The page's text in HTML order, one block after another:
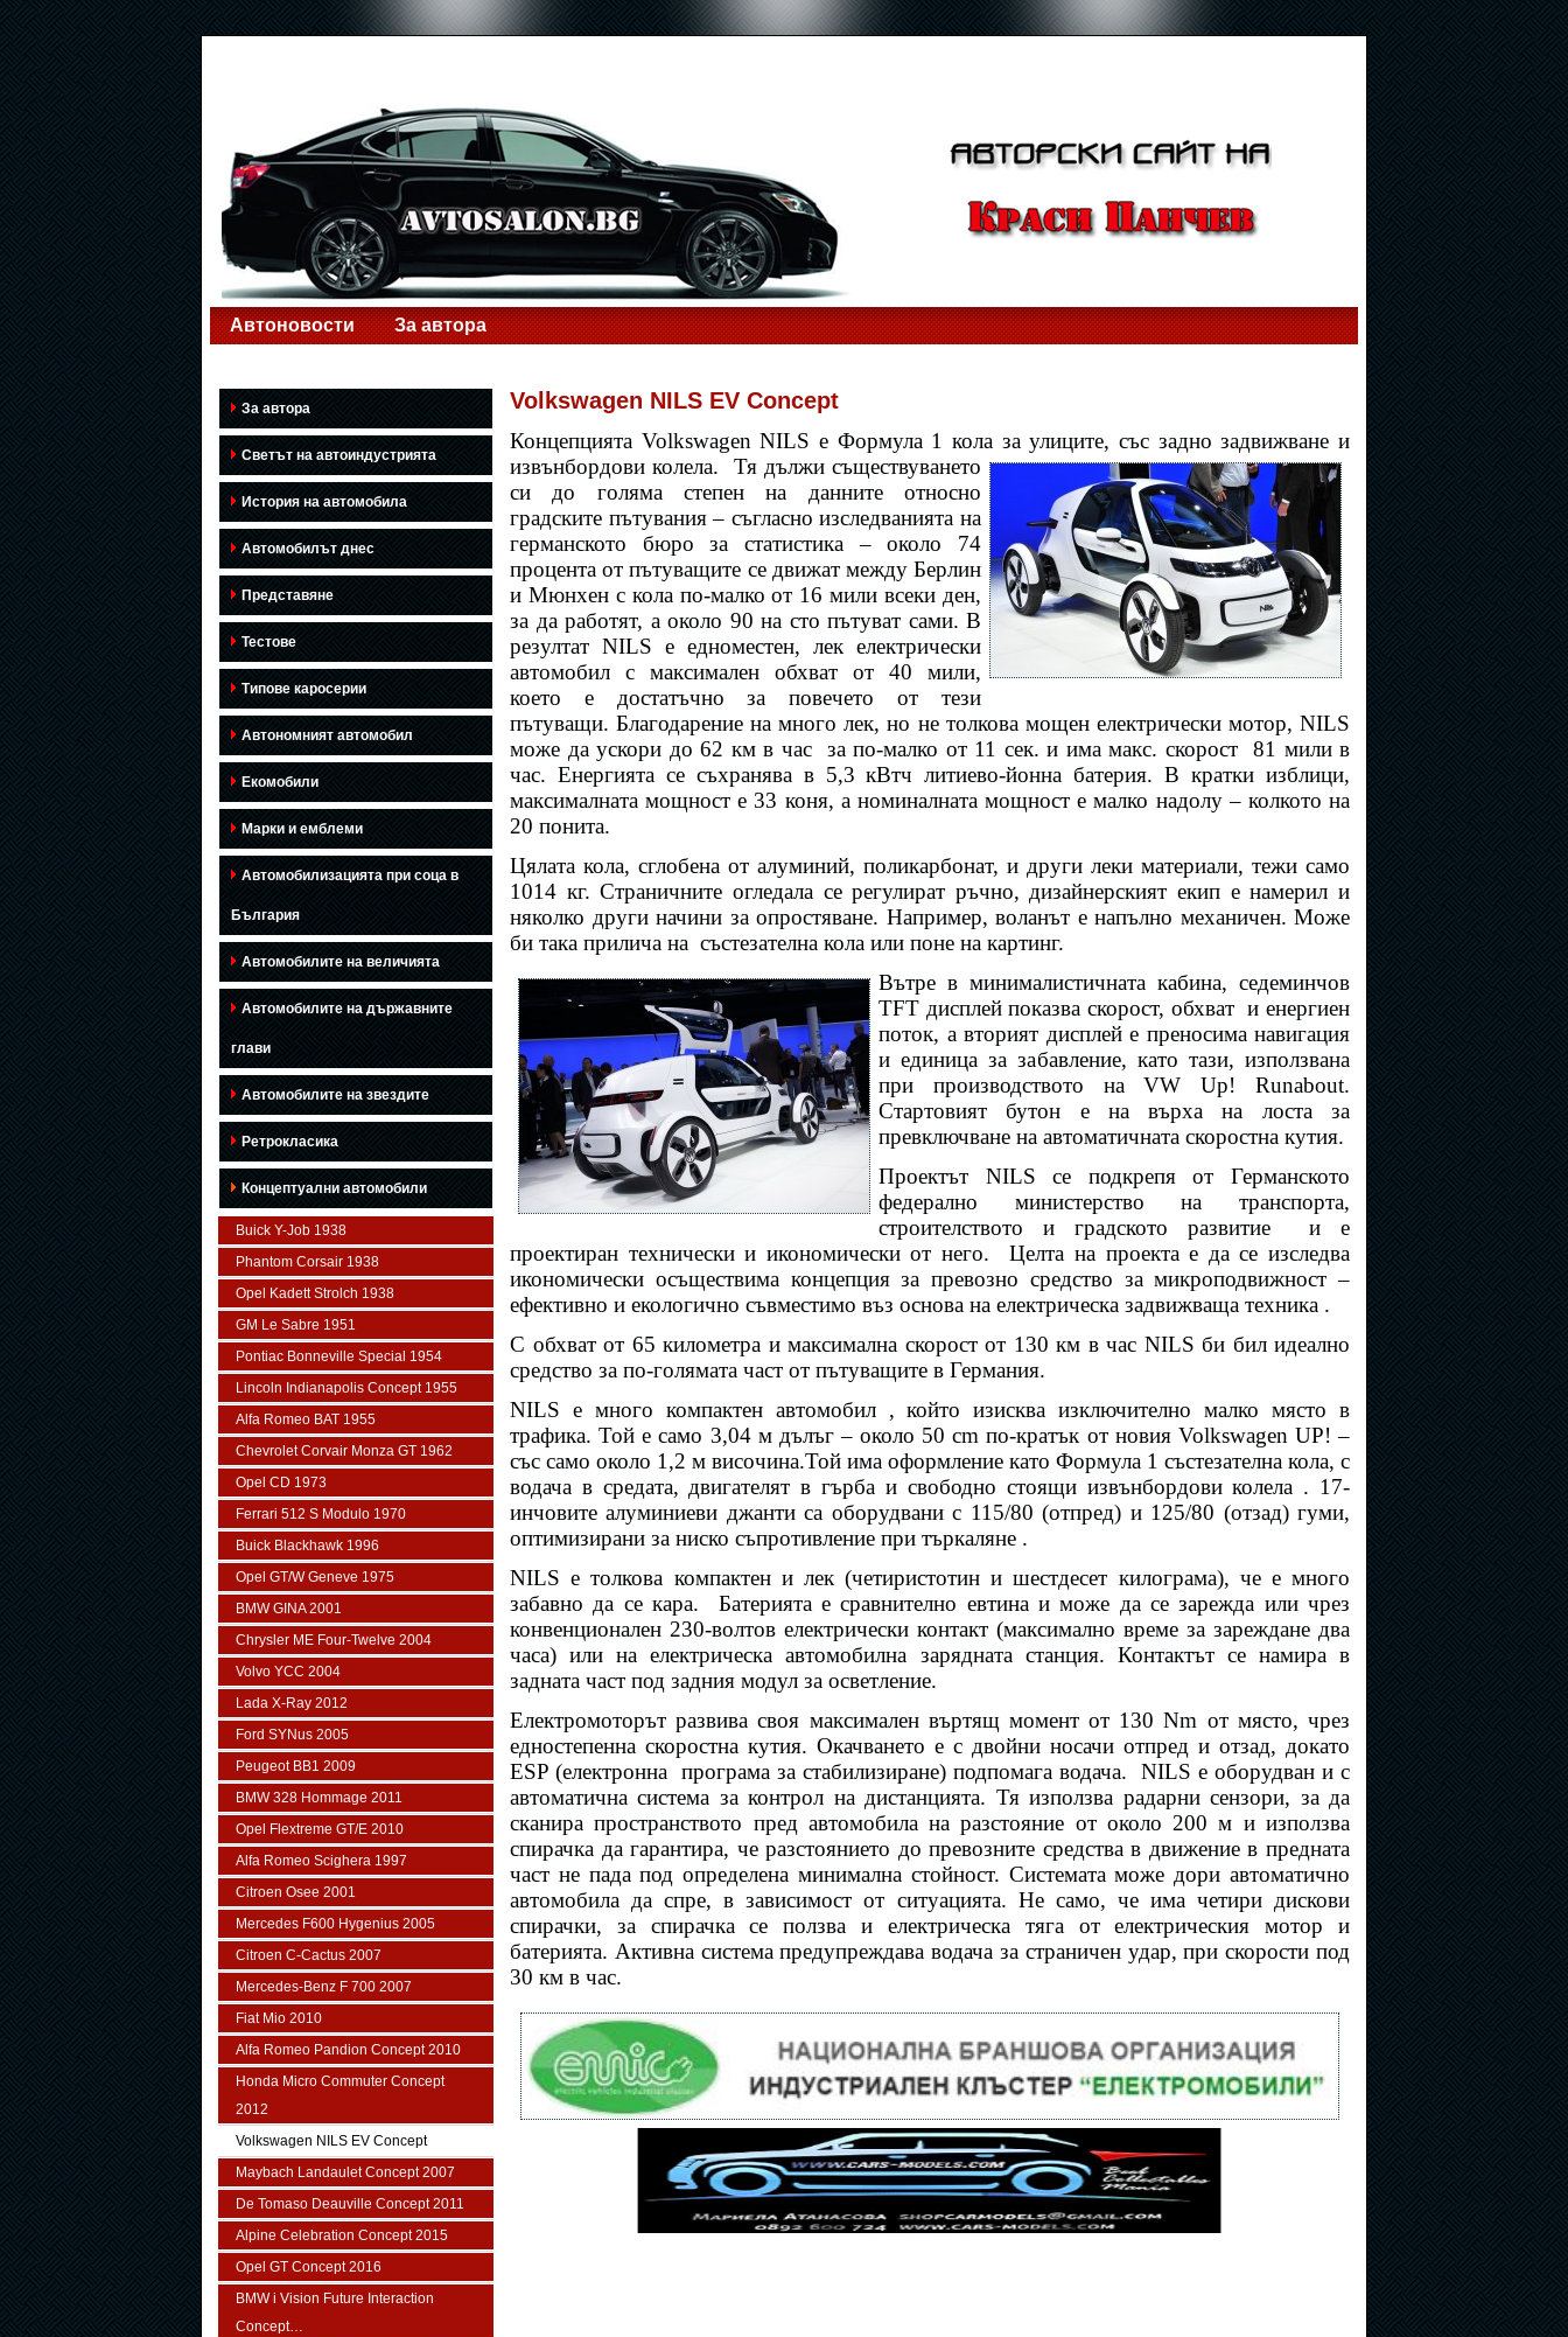
Автоновости За автора
За автора
Светът на автоиндустрията
История на автомобила
Автомобилът днес
Представяне
Тестове
Типове каросерии
Автономният автомобил
Екомобили
Марки и емблеми
Автомобилизацията при соца в
България
Автомобилите на величията
Автомобилите на държавните
глави
Автомобилите на звездите
Ретрокласика
Концептуални автомобили
Buick Y-Job 1938
Phantom Corsair 1938
Opel Kadett Strolch 1938
GM Le Sabre 1951
Pontiac Bonneville Special 1954
Lincoln Indianapolis Concept 1955
Alfa Romeo BAT 1955
Chevrolet Corvair Monza GT 1962
Opel CD 1973
Ferrari 512 S Modulo 1970
Buick Blackhawk 1996
Opel GT/W Geneve 1975
BMW GINA 2001
Chrysler ME Four-Twelve 2004
Volvo YCC 2004
Lada X-Ray 2012
Ford SYNus 2005
Peugeot BB1 2009
BMW 328 Hommage 2011
Opel Flextreme GT/E 2010
Alfa Romeo Scighera 1997
Citroen Osee 2001
Mercedes F600 Hygenius 2005
Citroen C-Cactus 2007
Mercedes-Benz F 700 2007
Fiat Mio 2010
Alfa Romeo Pandion Concept 2010
Honda Micro Commuter Concept
2012
Volkswagen NILS EV Concept
Maybach Landaulet Concept 2007
De Tomaso Deauville Concept 2011
Alpine Celebration Concept 2015
Opel GT Concept 2016
BMW i Vision Future Interaction
Concept…
Volkswagen NILS EV Concept
Концепцията Volkswagen NILS е Формула 1 кола за улиците, със задно задвижване и
извънбордови колела.
Тя дължи съществуването
си до голяма степен на данните относно
градските пътувания – съгласно изследванията на
германското бюро за статистика – около 74
процента от пътуващите се движат между Берлин
и Мюнхен с кола по-малко от 16 мили всеки ден,
за да работят, а около 90 на сто пътуват сами. В
резултат NILS е едноместен, лек електрически
автомобил с максимален обхват от 40 мили,
което е достатъчно за повечето от тези
пътуващи. Благодарение на много лек, но не толкова мощен електрически мотор, NILS
може да ускори до 62 км в час
за по-малко от 11 сек. и има макс. скорост
81 мили в
час. Енергията се съхранява в 5,3 кВтч литиево-йонна батерия. В кратки изблици,
максималната мощност е 33 коня, а номиналната мощност е малко надолу – колкото на
20 понита.
Цялата кола, сглобена от алуминий, поликарбонат, и други леки материали, тежи само
1014 кг. Страничните огледала се регулират ръчно, дизайнерският екип е намерил и
няколко други начини за опростяване. Например, воланът е напълно механичен. Може
би така прилича на състезателна кола или поне на картинг.
Вътре в минималистичната кабина, седеминчов
TFT дисплей показва скорост, обхват и енергиен
поток, а вторият дисплей е преносима навигация
и единица за забавление, като тази, използвана
при производството на VW Up! Runabout.
Стартовият бутон е на върха на лоста за
превключване на автоматичната скоростна кутия.
Проектът NILS се подкрепя от Германското
федерално министерство на транспорта,
строителството и градското развитие
и е
проектиран технически и икономически от него.
Целта на проекта е да се изследва
икономически осъществима концепция за превозно средство за микроподвижност –
ефективно и екологично съвместимо въз основа на електрическа задвижваща техника .
С обхват от 65 километра и максимална скорост от 130 км в час NILS би бил идеално
средство за по-голямата част от пътуващите в Германия.
NILS е много компактен автомобил , който изисква изключително малко място в
трафика. Той е само 3,04 м дълъг – около 50 cm по-кратък от новия Volkswagen UP! –
със само около 1,2 м височина.Той има оформление като Формула 1 състезателна кола, с
водача в средата, двигателят в гърба и свободно стоящи извънбордови колела . 17-
инчовите алуминиеви джанти са оборудвани с 115/80 (отпред) и 125/80 (отзад) гуми,
оптимизирани за ниско съпротивление при търкаляне .
NILS е толкова компактен и лек (четиристотин и шестдесет килограма), че е много
забавно да се кара.
Батерията е сравнително евтина и може да се зарежда или чрез
конвенционален 230-волтов електрически контакт (максимално време за зареждане два
часа) или на електрическа автомобилна зарядната станция. Контактът се намира в
задната част под задния модул за осветление.
Електромоторът развива своя максимален въртящ момент от 130 Nm от място, чрез
едностепенна скоростна кутия. Окачването е с двойни носачи отпред и отзад, докато
ESP (електронна програма за стабилизиране) подпомага водача.
NILS е оборудван и с
автоматична система за контрол на дистанцията. Тя използва радарни сензори, за да
сканира пространството пред автомобила на разстояние от около 200 м и използва
спирачка да гарантира, че разстоянието до превозните средства в движение в предната
част не пада под определена минимална стойност. Системата може дори автоматично
автомобила да спре, в зависимост от ситуацията. Не само, че има четири дискови
спирачки, за спирачка се ползва и електрическа тяга от електрическия мотор и
батерията. Активна система предупреждава водача за страничен удар, при скорости под
30 км в час.